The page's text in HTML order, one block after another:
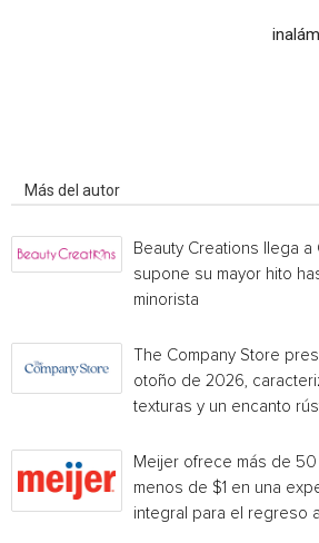
Más del autor
Beauty Creations llega a
supone su mayor hito
minorista
The Company Store
otoño de 2026,
texturas y un encanto
Meijer ofrece más de
menos de $1 en una
integral para el regreso